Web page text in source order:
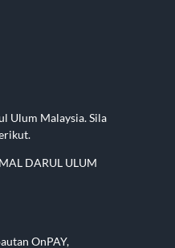
Ulum Malaysia. Sila
DARUL ULUM
OnPAY,